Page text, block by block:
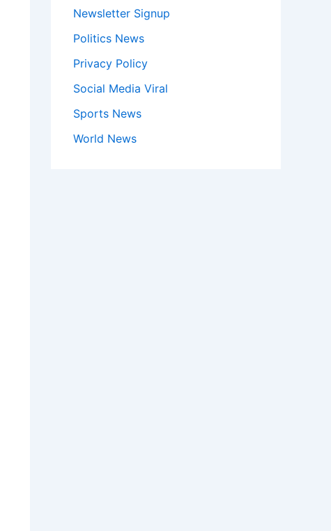
Newsletter Signup
Politics News
Privacy Policy
Social Media Viral
Sports News
World News